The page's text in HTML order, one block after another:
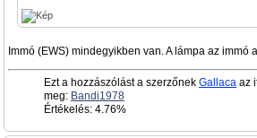
Immó (EWS) mindegyikben van. A lámpa az immó
Ezt a hozzászólást a szerzőnek Gallaca az
meg: Bandi1978
Értékelés: 4.76%